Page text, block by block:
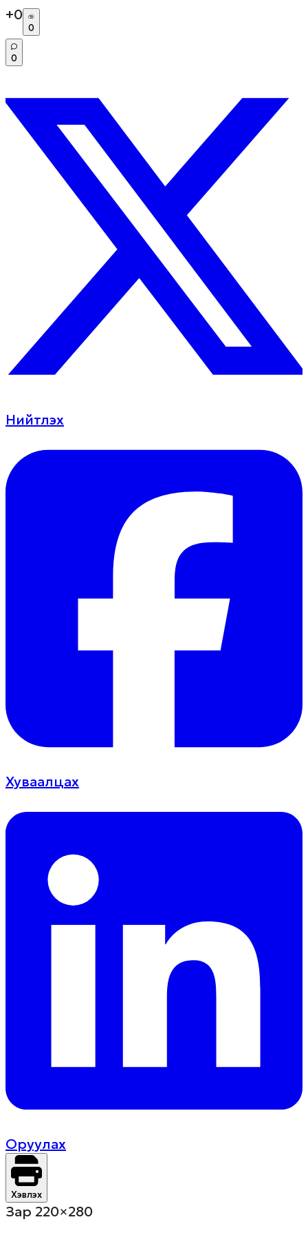
+0
0
0
Нийтлэх
Хуваалцах
Оруулах
Хэвлэх
Зар 220×280